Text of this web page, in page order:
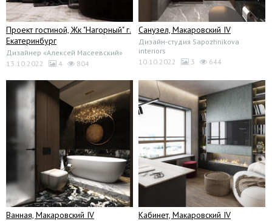
Проект гостиной, Жк "Нагорный" г.
Екатеринбург
Дизайнер «Алексей Масеевский»
13.10.2022
4 804
Санузел, Макаровский IV
Дизайн-студия Sapozhnikova
interiors
10.10.2022
3 644
Ванная, Макаровский IV Кабинет, Макаровский IV